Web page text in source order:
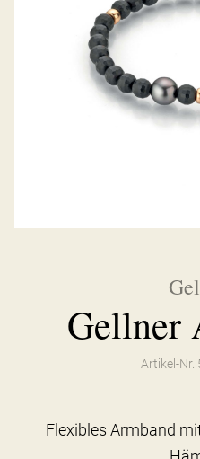
Gellner
Artikel-Nr.
Flexibles Armband